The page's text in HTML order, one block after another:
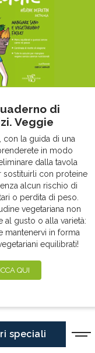
di
Veggie
con la guida di una
in modo
dalla tavola
sostituirli con proteine
alcun rischio di
o perdita di peso.
vegetariana non
al gusto o alla varietà:
mantenervi in forma
equilibrati!
QUI
speciali